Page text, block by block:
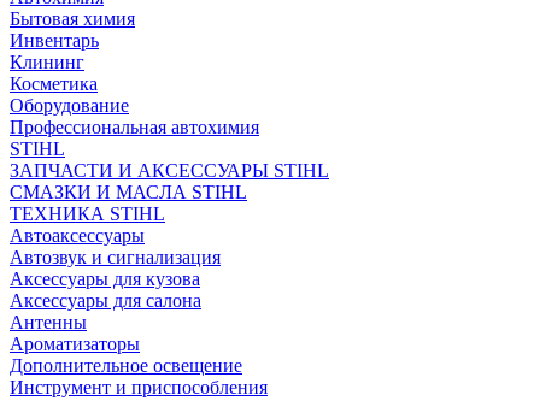
Бытовая химия
Инвентарь
Клининг
Косметика
Оборудование
Профессиональная автохимия
STIHL
ЗАПЧАСТИ И АКСЕССУАРЫ STIHL
СМАЗКИ И МАСЛА STIHL
ТЕХНИКА STIHL
Автоаксессуары
Автозвук и сигнализация
Аксессуары для кузова
Аксессуары для салона
Антенны
Ароматизаторы
Дополнительное освещение
Инструмент и приспособления